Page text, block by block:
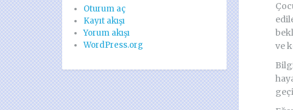
ve
Oturum aç
Kayıt akışı
Yorum akışı
WordPress.org